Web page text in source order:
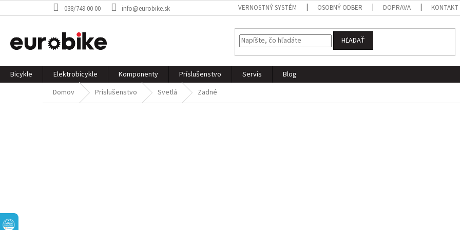
na
038/749 00 00 info@eurobike.sk VERNOSTNÝ SYSTÉM OSOBNÝ ODBER DOPRAVA KONTAKT
HĽADAŤ
Bicykle Elektrobicykle Komponenty Príslušenstvo Servis
Blog
Domov
Príslušenstvo Svetlá Zadné